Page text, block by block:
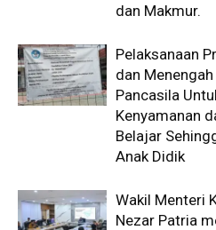
dan Makmur.
Pelaksanaan
dan
Pancasila
Kenyamanan
Belajar
Anak Didik
Wakil Menteri
Nezar Patria